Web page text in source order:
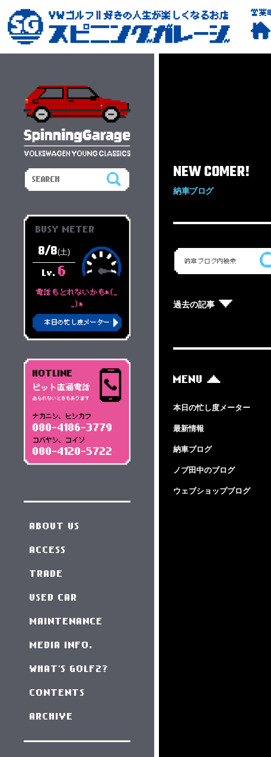
営業
NEW COMER!
納車ブログ
過去の記事
MENU
本日の忙し度メーター
最新情報
納車ブログ
ノブ田中のブログ
ウェブショップブログ
BUSY METER
8/8(土)
Lv. 6
電話もとれないかもm(_
_)m
本日の忙し度メーター
HOTLINE
ピット直通電話
出られないときもあります
ナカニシ、ヒシカワ
080-4186-3779
コバヤシ、コイソ
080-4120-5722
ABOUT US
ACCESS
TRADE
USED CAR
MAINTENANCE
MEDIA INFO.
WHAT'S GOLF2?
CONTENTS
ARCHIVE